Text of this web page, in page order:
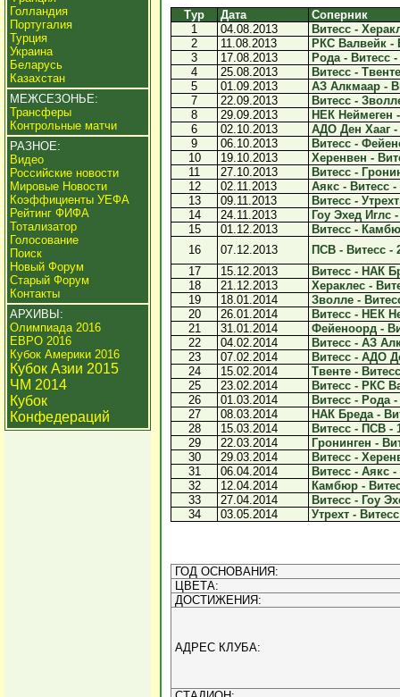
Голландия
Португалия
Турция
Украина
Беларусь
Казахстан
МЕЖСЕЗОНЬЕ:
Трансферы
Контрольные матчи
РАЗНОЕ:
Видео
Российские новости
Мировые Новости
Коэффициенты УЕФА
Рейтинг ФИФА
Тотализатор
Голосование
Поиск
Новый Форум
Старый Форум
Контакты
АРХИВЫ:
Олимпиада 2016
ЕВРО 2016
Кубок Америки 2016
Кубок Азии 2015
ЧМ 2014
Кубок
Конфедераций
Тур Дата
Соперник
1
04.08.2013
Витесс -
2
11.08.2013
РКС Валвейк -
3
17.08.2013
Рода - Витесс -
4
25.08.2013
Витесс -
5
01.09.2013
АЗ Алкмаар -
7
22.09.2013
Витесс -
8
29.09.2013
НЕК Неймеген
6
02.10.2013
АДО Ден Хааг -
9
06.10.2013
Витесс -
10
19.10.2013
Херенвен -
11
27.10.2013
Витесс -
12
02.11.2013
Аякс - Витесс -
13
09.11.2013
Витесс -
14
24.11.2013
Гоу Эхед Иглс
15
01.12.2013
Витесс -
16
07.12.2013
ПСВ - Витесс -
17
15.12.2013
Витесс - НАК
18
21.12.2013
Хераклес -
19
18.01.2014
Зволле -
20
26.01.2014
Витесс - НЕК
21
31.01.2014
Фейеноорд -
22
04.02.2014
Витесс - АЗ
23
07.02.2014
Витесс - АДО
24
15.02.2014
Твенте -
25
23.02.2014
Витесс - РКС
26
01.03.2014
Витесс - Рода -
27
08.03.2014
НАК Бреда -
28
15.03.2014
Витесс - ПСВ -
29
22.03.2014
Гронинген -
30
29.03.2014
Витесс -
31
06.04.2014
Витесс - Аякс -
32
12.04.2014
Камбюр -
33
27.04.2014
Витесс - Гоу
34
03.05.2014 Утрехт -
ГОД ОСНОВАНИЯ:
ЦВЕТА:
ДОСТИЖЕНИЯ:
АДРЕС КЛУБА: